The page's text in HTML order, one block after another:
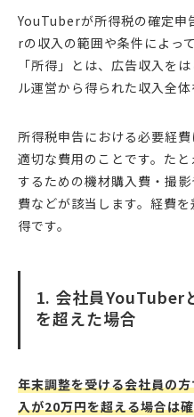
YouTuberが所得税の確定申
rの収入の範囲や条件によっ
「所得」とは、広告収入を
ル運営から得られた収入全体
所得税申告における必要経
適切な費用のことです。た
するための機材購入費・撮
費などが該当します。経費
得です。
1. 会社員YouTuber
を超えた場合
年末調整を受ける会社員の
入が20万円を超える場合は